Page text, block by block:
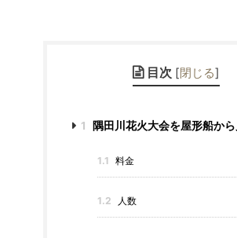
目次 [閉じる]
1 隅田川花火大会を屋形船か
1.1 料金
1.2 人数